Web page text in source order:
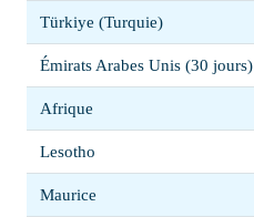
Türkiye (Turquie)
Émirats Arabes Unis (30 jours)
Afrique
Lesotho
Maurice